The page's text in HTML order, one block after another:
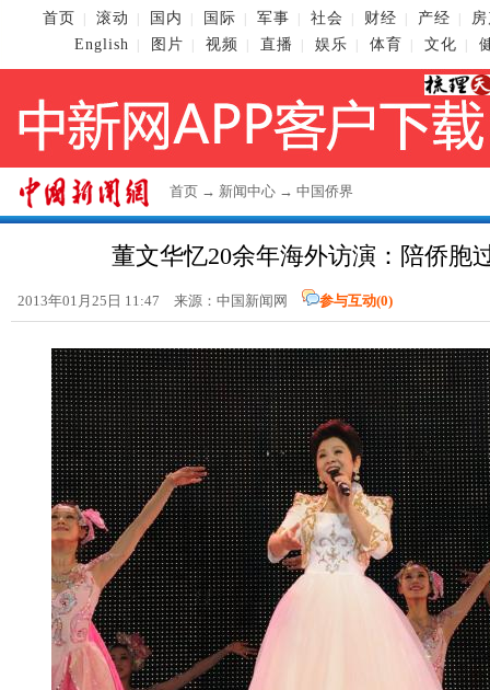
首页 滚动 国内 国际 军事 社会 财经 产经
English
图片 视频 直播 娱乐 体育 文化
首页 → 新闻中心 → 中国侨界
董文华忆20余年海外访演：陪侨胞
2013年01月25日 11:47 来源： 中国新闻网 参与互动(0)